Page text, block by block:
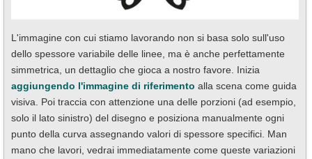
L'immagine con cui stiamo lavorando non si basa solo sull'uso
dello spessore variabile delle linee, ma è anche perfettamente
simmetrica, un dettaglio che gioca a nostro favore. Inizia
aggiungendo l'immagine di riferimento alla scena come guida
visiva. Poi traccia con attenzione una delle porzioni (ad esempio,
solo il lato sinistro) del disegno e posiziona manualmente ogni
punto della curva assegnando valori di spessore specifici. Man
mano che lavori, vedrai immediatamente come queste variazioni